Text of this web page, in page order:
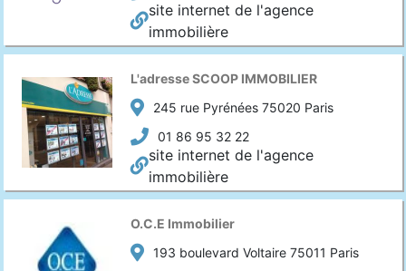
site internet de l'agence
immobilière
L'adresse SCOOP IMMOBILIER
245 rue Pyrénées 75020 Paris
01 86 95 32 22
site internet de l'agence
immobilière
O.C.E Immobilier
193 boulevard Voltaire 75011 Paris